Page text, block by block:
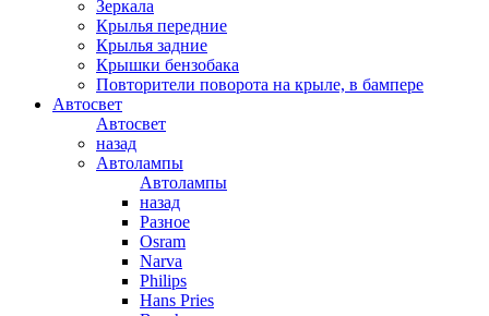
Зеркала
Крылья передние
Крылья задние
Крышки бензобака
Повторители поворота на крыле, в бампере
Автосвет
Автосвет
назад
Автолампы
Автолампы
назад
Разное
Osram
Narva
Philips
Hans Pries